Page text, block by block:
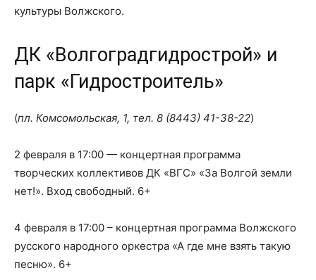
культуры Волжского.
ДК «Волгоградгидрострой» и
парк «Гидростроитель»
(пл. Комсомольская, 1, тел. 8 (8443) 41-38-22)
2 февраля в 17:00 — концертная программа
творческих коллективов ДК «ВГС» «За Волгой земли
нет!». Вход свободный. 6+
4 февраля в 17:00 – концертная программа Волжского
русского народного оркестра «А где мне взять такую
песню». 6+